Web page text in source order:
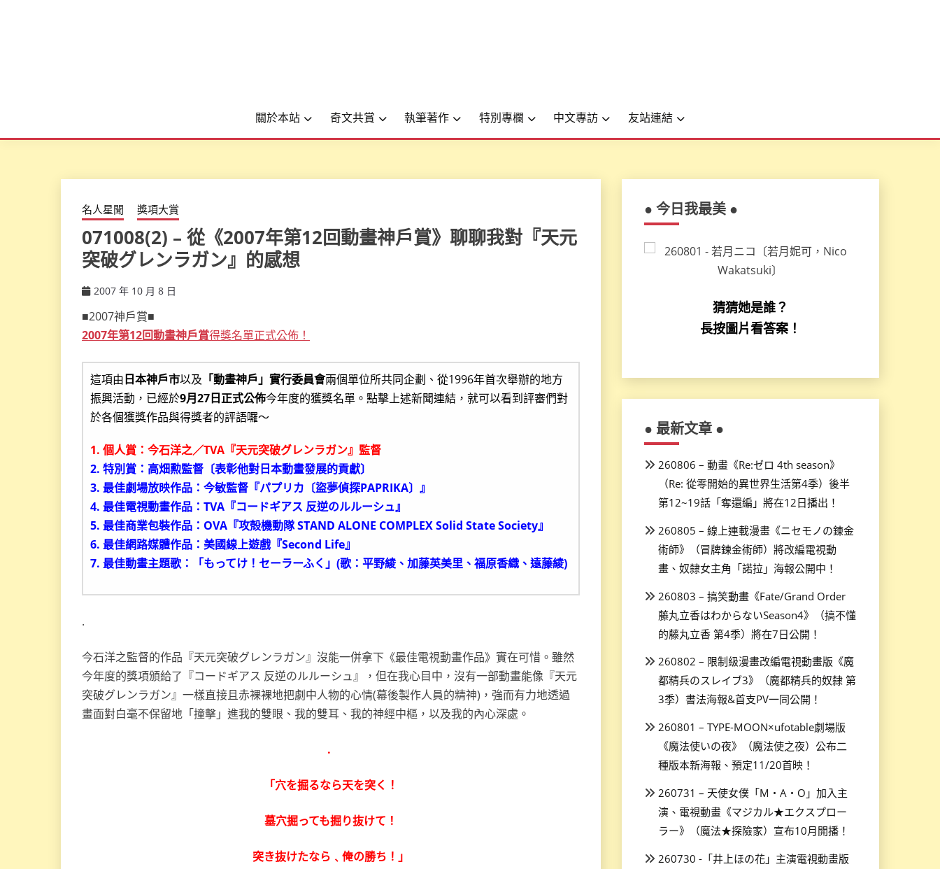
關於本站 奇文共賞 執筆著作 特別專欄 中文專訪 友站連結
名人星聞 獎項大賞
071008(2) – 從《2007年第12回動畫神戶賞》聊聊我對『天元
突破グレンラガン』的感想
2007 年 10 月 8 日
■2007神戶賞■
2007年第12回動畫神戶賞得獎名單正式公佈！
這項由日本神戶市以及 「動畫神戶」實行委員會兩個單位所共同企劃、從1996年首次舉辦的地方
振興活動，已經於9月27日正式公佈今年度的獲獎名單。點擊上述新聞連結，就可以看到評審們對
於各個獲獎作品與得獎者的評語囉～
1. 個人賞：今石洋之／TVA『天元突破グレンラガン』監督
2. 特別賞：高畑勲監督〔表彰他對日本動畫發展的貢獻〕
3. 最佳劇場放映作品：今敏監督『パプリカ〔盜夢偵探PAPRIKA〕』
4. 最佳電視動畫作品：TVA『コードギアス 反逆のルルーシュ』
5. 最佳商業包裝作品：OVA『攻殻機動隊 STAND ALONE COMPLEX Solid State Society』
6. 最佳網路媒體作品：美國線上遊戲『Second Life』
7. 最佳動畫主題歌：「もってけ！セーラーふく」(歌：平野綾、加藤英美里、福原香織、遠藤綾)
.
今石洋之監督的作品『天元突破グレンラガン』沒能一併拿下《最佳電視動畫作品》實在可惜。雖然
今年度的獎項頒給了『コードギアス 反逆のルルーシュ』，但在我心目中，沒有一部動畫能像『天元
突破グレンラガン』一樣直接且赤裸裸地把劇中人物的心情(幕後製作人員的精神)，強而有力地透過
畫面對白毫不保留地「撞擊」進我的雙眼、我的雙耳、我的神經中樞，以及我的內心深處。
.
「穴を掘るなら天を突く！
墓穴掘っても掘り抜けて！
突き抜けたなら﹑俺の勝ち！」
● 今日我最美 ●
猜猜她是誰？
長按圖片看答案！
● 最新文章 ●
260806 – 動畫《Re:ゼロ 4th season》
（Re: 從零開始的異世界生活第4季）後半
第12~19話「奪還編」將在12日播出！
260805 – 線上連載漫畫《ニセモノの錬金
術師》（冒牌鍊金術師）將改編電視動
畫、奴隸女主角「諾拉」海報公開中！
260803 – 搞笑動畫《Fate/Grand Order
藤丸立香はわからないSeason4》（搞不懂
的藤丸立香 第4季）將在7日公開！
260802 – 限制級漫畫改編電視動畫版《魔
都精兵のスレイブ3》（魔都精兵的奴隸 第
3季）書法海報&首支PV一同公開！
260801 – TYPE-MOON×ufotable劇場版
《魔法使いの夜》（魔法使之夜）公布二
種版本新海報、預定11/20首映！
260731 – 天使女僕「M・A・O」加入主
演、電視動畫《マジカル★エクスプロー
ラー》（魔法★探險家）宣布10月開播！
260730 -「井上ほの花」主演電視動畫版